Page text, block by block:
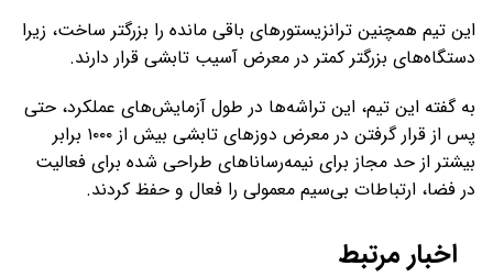
این تیم همچنین ترانزیستورهای باقی مانده را بزرگتر ساخت، زیرا
دستگاه‌های بزرگتر کمتر در معرض آسیب تابشی قرار دارند.
به گفته این تیم، این تراشه‌ها در طول آزمایش‌های عملکرد، حتی
پس از قرار گرفتن در معرض دوزهای تابشی بیش از ۱۰۰۰ برابر
بیشتر از حد مجاز برای نیمه‌رساناهای طراحی شده برای فعالیت
در فضا، ارتباطات بی‌سیم معمولی را فعال و حفظ کردند.
اخبار مرتبط